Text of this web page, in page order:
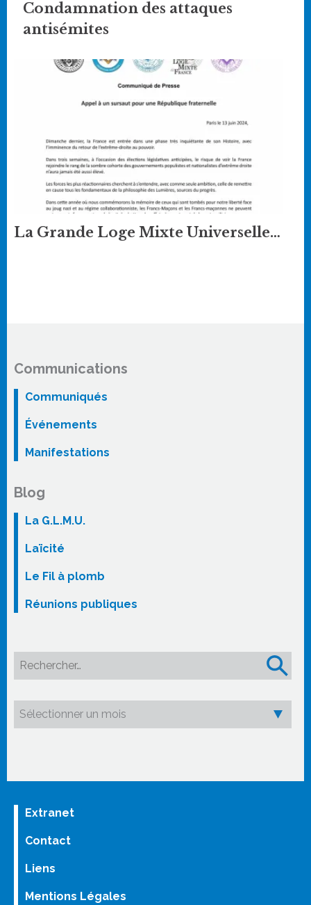
Condamnation des attaques
antisémites
La Grande Loge Mixte Universelle…
Communications
Communiqués
Événements
Manifestations
Blog
La G.L.M.U.
Laïcité
Le Fil à plomb
Réunions publiques
Rechercher :
Extranet
Contact
Liens
Mentions Légales